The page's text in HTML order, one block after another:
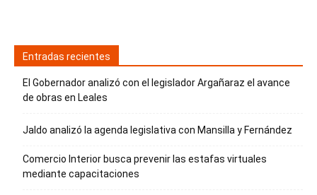
Entradas recientes
El Gobernador analizó con el legislador Argañaraz el avance
de obras en Leales
Jaldo analizó la agenda legislativa con Mansilla y Fernández
Comercio Interior busca prevenir las estafas virtuales
mediante capacitaciones